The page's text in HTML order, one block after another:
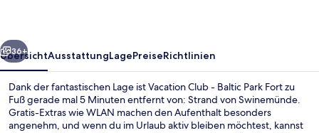
Weiter
36+
ÜbersichtAusstattungLagePreiseRichtlinien
Dank der fantastischen Lage ist Vacation Club - Baltic Park Fort zu
Fuß gerade mal 5 Minuten entfernt von: Strand von Swinemünde.
Gratis-Extras wie WLAN machen den Aufenthalt besonders
angenehm, und wenn du im Urlaub aktiv bleiben möchtest, kannst